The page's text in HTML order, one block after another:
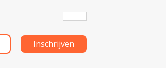
Inschrijven